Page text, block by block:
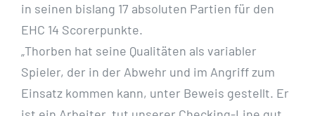
in seinen bislang 17 absoluten Partien für den
EHC 14 Scorerpunkte.
„Thorben hat seine Qualitäten als variabler
Spieler, der in der Abwehr und im Angriff zum
Einsatz kommen kann, unter Beweis gestellt. Er